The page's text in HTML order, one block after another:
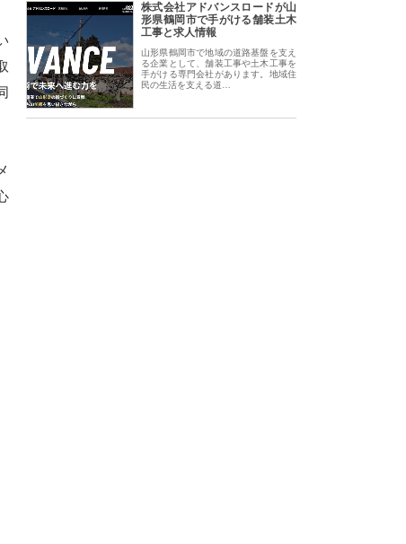
株式会社アドバンスロードが山
形県鶴岡市で手がける舗装土木
工事と求人情報
山形県鶴岡市で地域の道路基盤を支え
る企業として、舗装工事や土木工事を
手がける専門会社があります。地域住
民の生活を支える道…